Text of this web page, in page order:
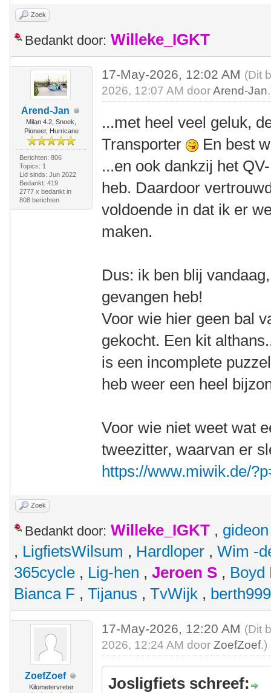
Zoek
Bedankt door: Willeke_IGKT
Arend-Jan
Milan 4.2, Snoek,
Pioneer, Hurricane
Berichten: 806
Topics: 1
Lid sinds: Jun 2022
Bedankt: 419
2777 x bedankt in
808 berichten
17-May-2026, 12:02 AM (Dit
2026, 12:07 AM doorArend-Jan
...met heel veel geluk,
Transporter
En best
...en ook dankzij het
heb. Daardoor
voldoende in dat ik er
maken.
Dus: ik ben blij
gevangen heb!
Voor wie hier geen bal
gekocht. Een kit
is een incomplete
heb weer een heel
Voor wie niet weet wat
tweezitter, waarvan er
https://www.miwik.de/
Zoek
Bedankt door: Willeke_IGKT , gideon
, LigfietsWilsum , Hardloper , Wim -
365cycle , Lig-hen , Jeroen S , Boyd
Bianca F , Tijanus , TvWijk ,
ZoefZoef
Kilometervreter
17-May-2026, 12:20 AM (Dit
2026, 12:24 AM doorZoefZoef.)
Josligfiets schreef: